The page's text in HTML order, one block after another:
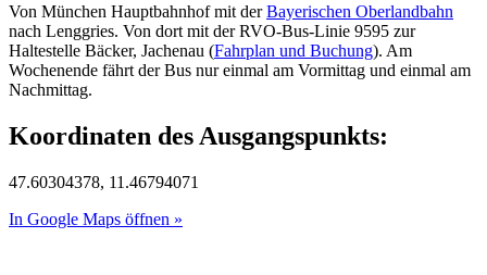
Von München Hauptbahnhof mit derBayerischen Oberlandbahn
nach Lenggries. Von dort mit der RVO-Bus-Linie 9595 zur
Haltestelle Bäcker, Jachenau (Fahrplan und Buchung). Am
Wochenende fährt der Bus nur einmal am Vormittag und einmal am
Nachmittag.
Koordinaten des Ausgangspunkts:
47.60304378, 11.46794071
In Google Maps öffnen »